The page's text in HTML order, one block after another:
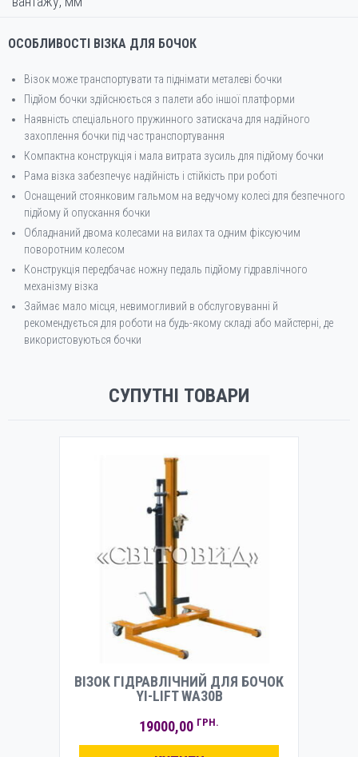
ОСОБЛИВОСТІ ВІЗКА ДЛЯ БОЧОК
Візок може транспортувати та піднімати металеві бочки
Підйом бочки здійснюється з палети або іншої платформи
Наявність спеціального пружинного затискача для надійного
захоплення бочки під час транспортування
Компактна конструкція і мала витрата зусиль для підйому бочки
Рама візка забезпечує надійність і стійкість при роботі
Оснащений стоянковим гальмом на ведучому колесі для безпечного
підйому й опускання бочки
Обладнаний двома колесами на вилах та одним фіксуючим
поворотним колесом
Конструкція передбачає ножну педаль підйому гідравлічного
механізму візка
Займає мало місця, невимогливий в обслуговуванні й
рекомендується для роботи на будь-якому складі або майстерні, де
використовуються бочки
СУПУТНІ ТОВАРИ
ВІЗОК ГІДРАВЛІЧНИЙ ДЛЯ БОЧОК
YI-LIFT WA30B
19000,00 ГРН.